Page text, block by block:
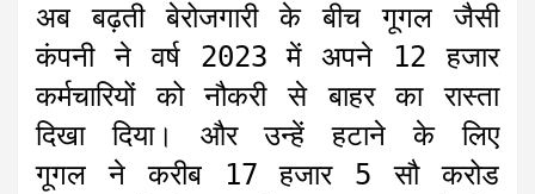
अब बढ़ती बेरोजगारी के बीच गूगल जैसी
कंपनी ने वर्ष 2023 में अपने 12 हजार
कर्मचारियों को नौकरी से बाहर का रास्ता
दिखा दिया। और उन्हें हटाने के लिए
गूगल ने करीब 17 हजार 5 सौ करोड